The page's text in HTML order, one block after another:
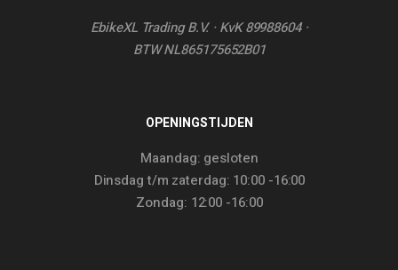
EbikeXL Trading B.V. · KvK 89988604 ·
BTW NL865175652B01
OPENINGSTIJDEN
Maandag: gesloten
Dinsdag t/m zaterdag: 10:00 -16:00
Zondag: 12:00 -16:00